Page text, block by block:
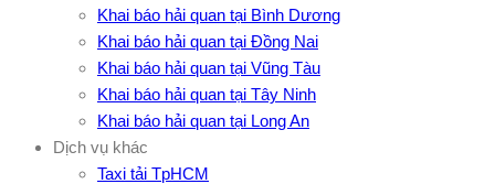
Khai báo hải quan tại Bình Dương
Khai báo hải quan tại Đồng Nai
Khai báo hải quan tại Vũng Tàu
Khai báo hải quan tại Tây Ninh
Khai báo hải quan tại Long An
Dịch vụ khác
Taxi tải TpHCM